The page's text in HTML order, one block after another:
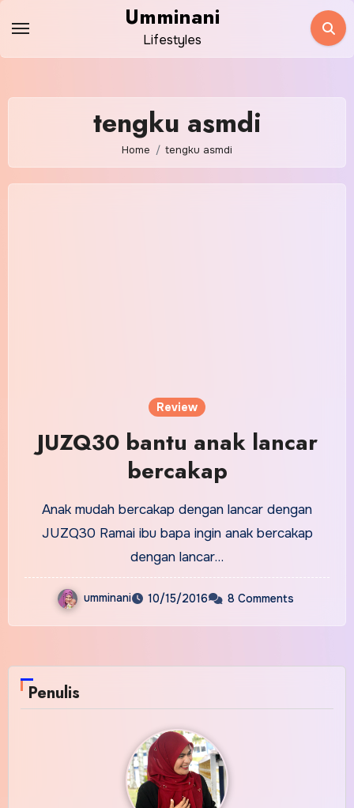
content
Umminani
Lifestyles
tengku asmdi
Home tengku asmdi
Review
JUZQ30 bantu anak lancar
bercakap
Anak mudah bercakap dengan lancar dengan
JUZQ30 Ramai ibu bapa ingin anak bercakap
dengan lancar…
umminani 10/15/2016 8 Comments
Penulis